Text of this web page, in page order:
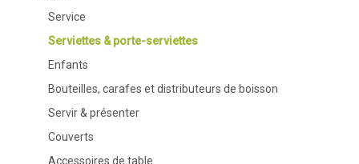
Service
Serviettes & porte-serviettes
Enfants
Bouteilles, carafes et distributeurs de boisson
Servir & présenter
Couverts
Accessoires de table